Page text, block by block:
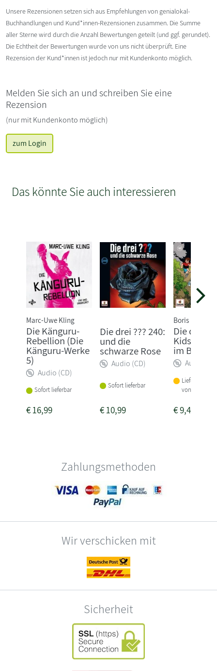
Unsere Rezensionen setzen sich aus Empfehlungen von genialokal-
Buchhandlungen und Kund*innen-Rezensionen zusammen. Die Summe
aller Sterne wird durch die Anzahl Bewertungen geteilt (und ggf. gerundet).
Die Echtheit der Bewertungen wurde von uns nicht überprüft. Eine
Rezension der Kund*innen ist jedoch nur mit Kundenkonto möglich.
Melden Sie sich an und schreiben Sie eine
Rezension
(nur mit Kundenkonto möglich)
zum Login
Das könnte Sie auch interessieren
Marc-Uwe Kling
Die Känguru-
Rebellion (Die
Känguru-Werke
5)
Audio (CD)
Sofort lieferbar
€16,99
Die drei ??? 240:
und die
schwarze Rose
Audio (CD)
Sofort lieferbar
€10,99
Boris Pfeiffer
Die drei
Kids 103:
im Bike-
Audio
Lieferbar
von 1-2
€9,49
Zahlungsmethoden
Wir verschicken mit
Sicherheit